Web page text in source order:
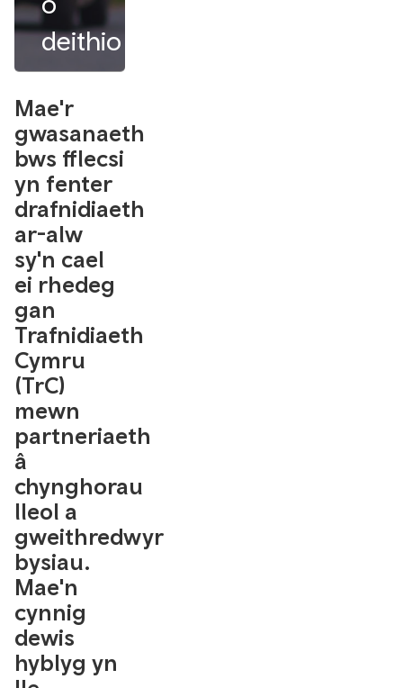
deithio
Mae'r
gwasanaeth
bws fflecsi
yn fenter
drafnidiaeth
ar-alw
sy'n cael
ei rhedeg
gan
Trafnidiaeth
Cymru
(TrC)
mewn
partneriaeth
â
chynghorau
lleol a
gweithredwyr
bysiau.
Mae'n
cynnig
dewis
hyblyg yn